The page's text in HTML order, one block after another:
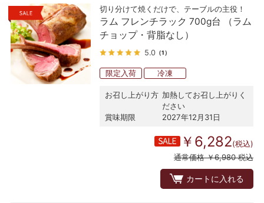
切り分けて焼くだけで、テーブルの主役！
ラム フレンチラック 700g台 （ラム
チョップ・背脂なし）
5.0 （1）
限定入荷 冷凍
お召し上がり方 加熱してお召し上がりく
ださい
賞味期限
2027年12月31日
￥6,282(税込)
通常価格 ￥6,980 税込
カートに入れる